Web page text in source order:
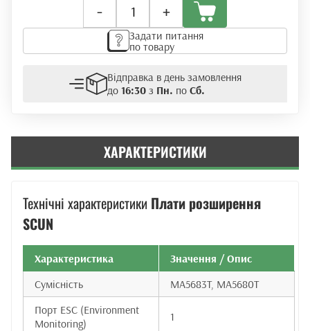
-
розширення
Huawei
SCUN
(CONTROL)
+
Задати питання
по товару
Відправка в день замовлення
до 16:30з Пн. по Сб.
ХАРАКТЕРИСТИКИ
Технічні характеристики Плати розширення
SCUN
Характеристика
Значення / Опис
Сумісність
MA5683T, MA5680T
Порт ESC (Environment
Monitoring)
1